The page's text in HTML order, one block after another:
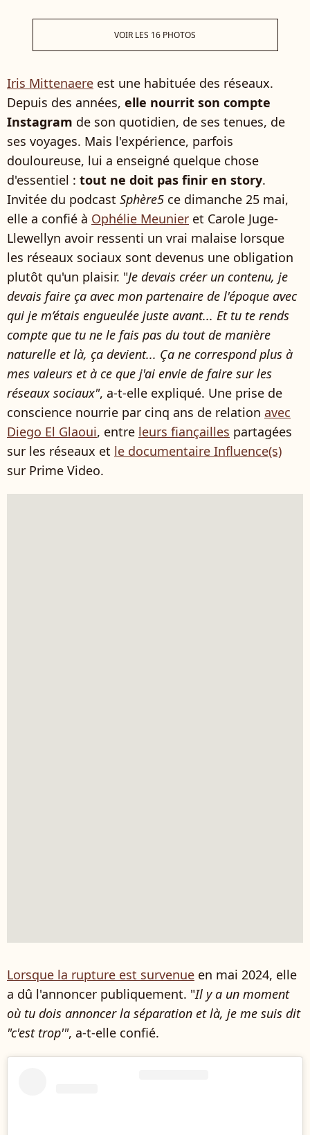
VOIR LES 16 PHOTOS
Iris Mittenaere est une habituée des réseaux.
Depuis des années, elle nourrit son compte
Instagram de son quotidien, de ses tenues, de
ses voyages. Mais l'expérience, parfois
douloureuse, lui a enseigné quelque chose
d'essentiel : tout ne doit pas finir en story.
Invitée du podcast Sphère5 ce dimanche 25 mai,
elle a confié à Ophélie Meunier et Carole Juge-
Llewellyn avoir ressenti un vrai malaise lorsque
les réseaux sociaux sont devenus une obligation
plutôt qu'un plaisir. "Je devais créer un contenu, je
devais faire ça avec mon partenaire de l'époque avec
qui je m’étais engueulée juste avant... Et tu te rends
compte que tu ne le fais pas du tout de manière
naturelle et là, ça devient... Ça ne correspond plus à
mes valeurs et à ce que j'ai envie de faire sur les
réseaux sociaux", a-t-elle expliqué. Une prise de
conscience nourrie par cinq ans de relation avec
Diego El Glaoui, entre leurs fiançailles partagées
sur les réseaux et le documentaire Influence(s)
sur Prime Video.
Lorsque la rupture est survenue en mai 2024, elle
a dû l'annoncer publiquement. "Il y a un moment
où tu dois annoncer la séparation et là, je me suis dit
"c'est trop'", a-t-elle confié.